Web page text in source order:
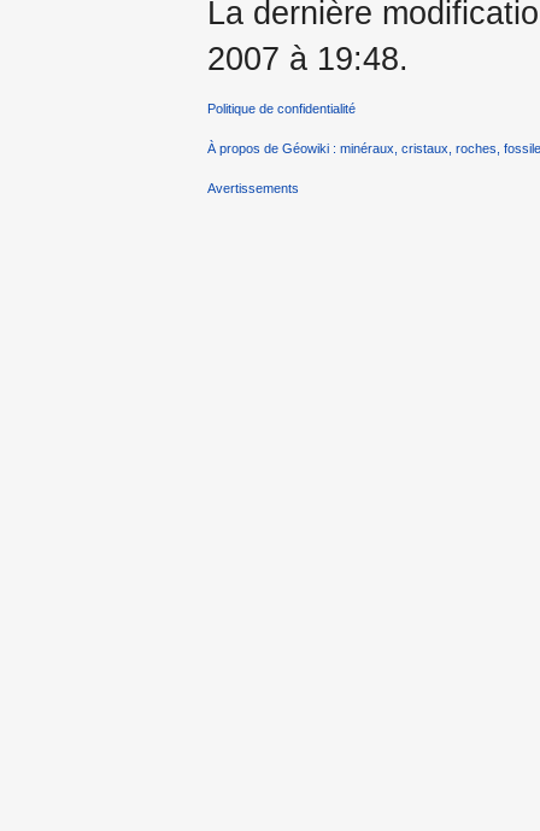
La dernière
2007 à 19:48.
Politique de confidentialité
À propos de Géowiki : minéraux, cristaux, roches,
Avertissements